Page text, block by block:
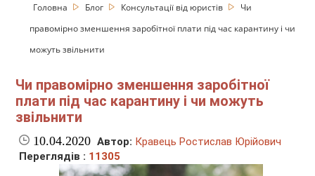
Головна Блог Консультації від юристів
Чи
правомірно зменшення заробітної плати під час карантину і чи
можуть звільнити
Чи правомірно зменшення заробітної
плати під час карантину і чи можуть
звільнити
10.04.2020 Автор: Кравець Ростислав Юрійович
Переглядів : 11305